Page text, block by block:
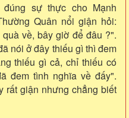
sự thực cho Mạnh
Quân nổi giận hỏi:
về, bây giờ để đâu ?".
nói ở đây thiếu gì thì đem
thiếu gì cả, chỉ thiếu có
đem tình nghĩa về đấy".
rất giận nhưng chẳng biết